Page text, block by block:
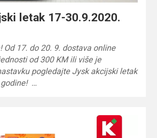
letak 17-30.9.2020.
Od 17. do 20. 9. dostava online
od 300 KM ili više je
pogledajte Jysk akcijski letak
godine! …